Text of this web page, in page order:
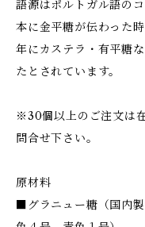
語源はポルトガル語の
本に金平糖が伝わった
年にカステラ・有平糖
たとされています。
※30個以上のご注文は
問合せ下さい。
原材料
■グラニュー糖（国内